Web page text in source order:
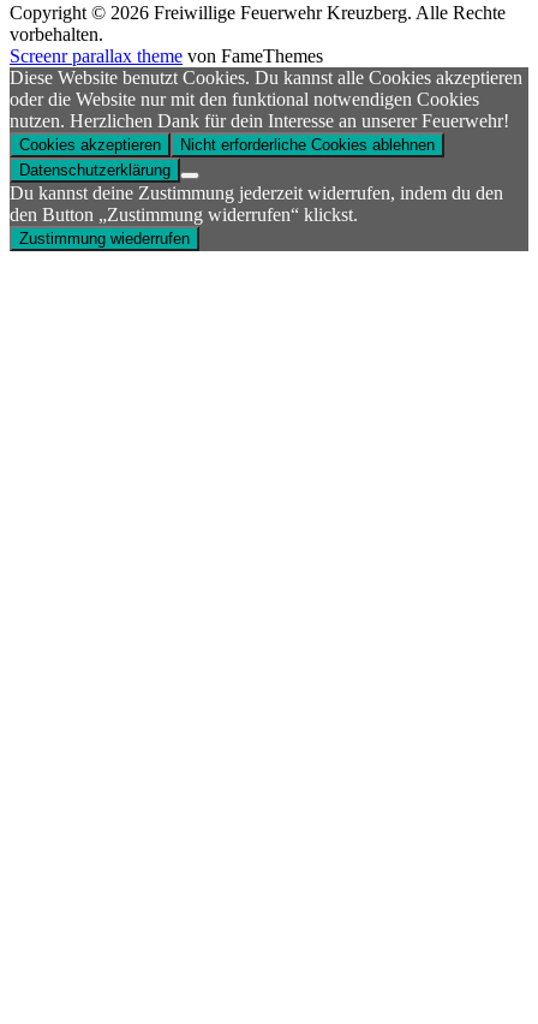
Copyright © 2026 Freiwillige Feuerwehr Kreuzberg. Alle Rechte
vorbehalten.
Screenr parallax theme von FameThemes
Diese Website benutzt Cookies. Du kannst alle Cookies akzeptieren
oder die Website nur mit den funktional notwendigen Cookies
nutzen. Herzlichen Dank für dein Interesse an unserer Feuerwehr!
Cookies akzeptieren
Nicht erforderliche Cookies ablehnen
Datenschutzerklärung
Du kannst deine Zustimmung jederzeit widerrufen, indem du den
den Button „Zustimmung widerrufen“ klickst.
Zustimmung wiederrufen